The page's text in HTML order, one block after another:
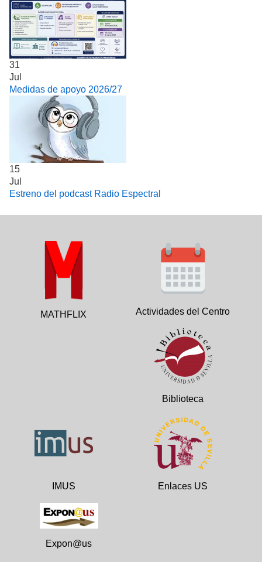
31
Jul
Medidas de apoyo 2026/27
15
Jul
Estreno del podcast Radio Espectral
MATHFLIX Actividades del Centro
Biblioteca
IMUS Enlaces US
Expon@us